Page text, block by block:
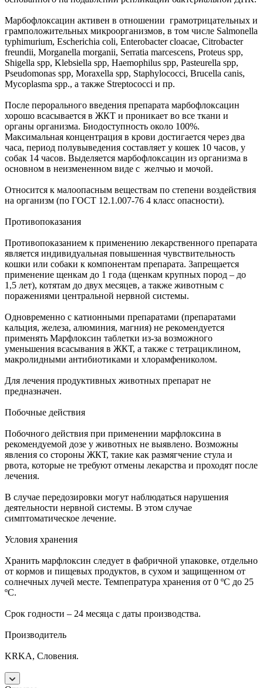
Марбофлоксацин активен в отношении грамотрицательных и
грамположительных микроорганизмов, в том числе Salmonella
typhimurium, Escherichia coli, Enterobacter cloacae, Citrobacter
freundii, Morganella morganii, Serratia marcescens, Proteus spp,
Shigella spp, Klebsiella spp, Haemophilus spp, Pasteurella spp,
Pseudomonas spp, Moraxella spp, Staphylococci, Brucella canis,
Mycoplasma spp., а также Streptococci и пр.
После перорального введения препарата марбофлоксацин
хорошо всасывается в ЖКТ и проникает во все ткани и
органы организма. Биодоступность около 100%.
Максимальная концентрация в крови достигается через два
часа, период полувыведения составляет у кошек 10 часов, у
собак 14 часов. Выделяется марбофлоксацин из организма в
основном в неизмененном виде с желчью и мочой.
Относится к малоопасным веществам по степени воздействия
на организм (по ГОСТ 12.1.007-76 4 класс опасности).
Противопоказания
Противопоказанием к применению лекарственного препарата
является индивидуальная повышенная чувствительность
кошки или собаки к компонентам препарата. Запрещается
применение щенкам до 1 года (щенкам крупных пород – до
1,5 лет), котятам до двух месяцев, а также животным с
поражениями центральной нервной системы.
Одновременно с катионными препаратами (препаратами
кальция, железа, алюминия, магния) не рекомендуется
применять Марфлоксин таблетки из-за возможного
уменьшения всасывания в ЖКТ, а также с тетрациклином,
макролидными антибиотиками и хлорамфениколом.
Для лечения продуктивных животных препарат не
предназначен.
Побочные действия
Побочного действия при применении марфлоксина в
рекомендуемой дозе у животных не выявлено. Возможны
явления со стороны ЖКТ, такие как размягчение стула и
рвота, которые не требуют отмены лекарства и проходят после
лечения.
В случае передозировки могут наблюдаться нарушения
деятельности нервной системы. В этом случае
симптоматическое лечение.
Условия хранения
Хранить марфлоксин следует в фабричной упаковке, отдельно
от кормов и пищевых продуктов, в сухом и защищенном от
солнечных лучей месте. Темпепратура хранения от 0 ºС до 25
ºС.
Срок годности – 24 месяца с даты производства.
Производитель
KRKA, Словения.